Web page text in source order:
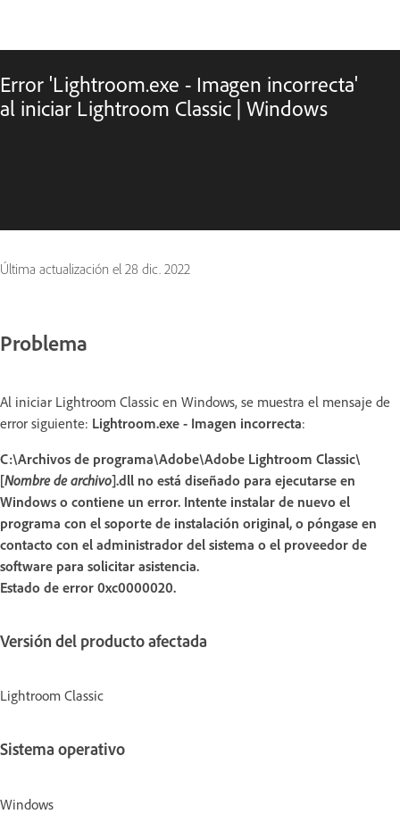
Error 'Lightroom.exe - Imagen incorrecta'
al iniciar Lightroom Classic | Windows
Última actualización el 28 dic. 2022
Problema
Al iniciar Lightroom Classic en Windows, se muestra el mensaje de
error siguiente: Lightroom.exe - Imagen incorrecta:
C:\Archivos de programa\Adobe\Adobe Lightroom Classic\
[Nombre de archivo].dll no está diseñado para ejecutarse en
Windows o contiene un error. Intente instalar de nuevo el
programa con el soporte de instalación original, o póngase en
contacto con el administrador del sistema o el proveedor de
software para solicitar asistencia.
Estado de error 0xc0000020.
Versión del producto afectada
Lightroom Classic
Sistema operativo
Windows